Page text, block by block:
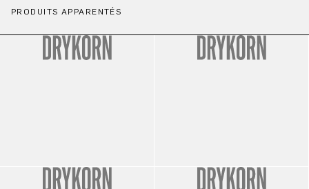
PRODUITS APPARENTÉS